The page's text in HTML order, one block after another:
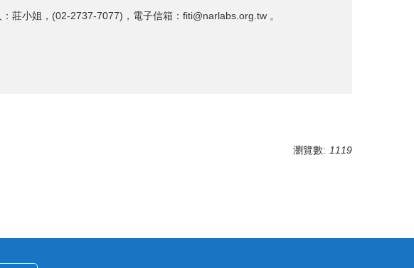
莊小姐，(02-2737-7077)，電子信箱：fiti@narlabs.org.tw 。
瀏覽數: 1119